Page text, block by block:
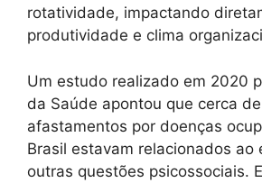
rotatividade, impactando
produtividade e clima
Um estudo realizado em 2020
da Saúde apontou que cerca
afastamentos por doenças
Brasil estavam relacionados ao
outras questões psicossociais.